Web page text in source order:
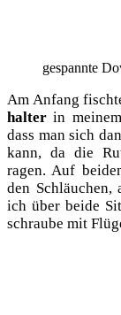
gespann­te
Am Anfang
hal­ter in
dass man sich
kann, da die
ragen. Auf
den Schläu­chen,
ich über bei­de
schrau­be mit